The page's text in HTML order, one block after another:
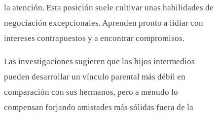
la atención. Esta posición suele cultivar unas habilidades de
negociación excepcionales. Aprenden pronto a lidiar con
intereses contrapuestos y a encontrar compromisos.
Las investigaciones sugieren que los hijos intermedios
pueden desarrollar un vínculo parental más débil en
comparación con sus hermanos, pero a menudo lo
compensan forjando amistades más sólidas fuera de la